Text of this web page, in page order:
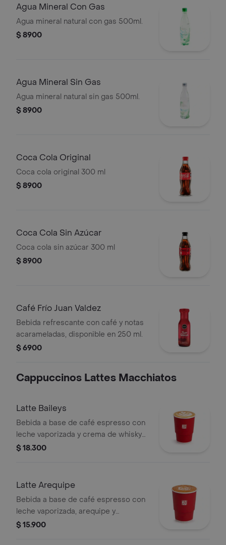
Agua Mineral Con Gas
Agua mineral natural con gas 500ml.
$ 8900
Agua Mineral Sin Gas
Agua mineral natural sin gas 500ml.
$ 8900
Coca Cola Original
Coca cola original 300 ml
$ 8900
Coca Cola Sin Azúcar
Coca cola sin azúcar 300 ml
$ 8900
Café Frío Juan Valdez
Bebida refrescante con café y notas
acarameladas, disponible en 250 ml.
$ 6900
Cappuccinos Lattes Macchiatos
Latte Baileys
Bebida a base de café espresso con
leche vaporizada y crema de whisky
(Baileys). Este producto contiene
$ 18.300
Latte Arequipe
Bebida a base de café espresso con
leche vaporizada, arequipe y
saborizada con caramelo. La
$ 15.900